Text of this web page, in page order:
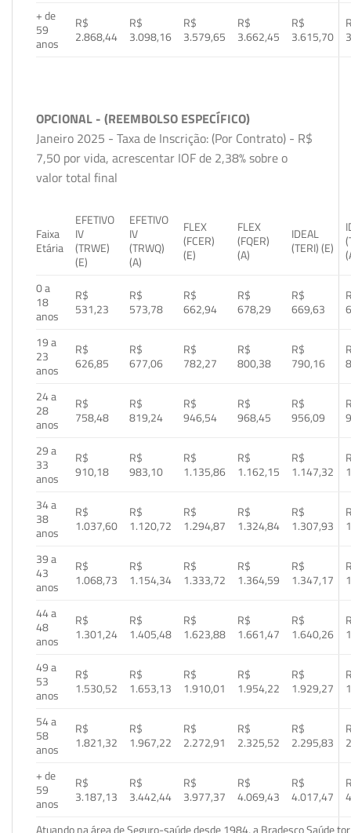
+ de
59
anos
R$
2.868,44
R$
3.098,16
R$
3.579,65
R$
3.662,45
R$
3.615,70
OPCIONAL - (REEMBOLSO ESPECÍFICO)
Janeiro 2025 - Taxa de Inscrição: (Por Contrato) - R$
7,50 por vida, acrescentar IOF de 2,38% sobre o
valor total final
Faixa
Etária
EFETIVO
IV
(TRWE)
(E)
EFETIVO
IV
(TRWQ)
(A)
FLEX
(FCER)
(E)
FLEX
(FQER)
(A)
IDEAL
(TERI) (E)
0 a
18
anos
R$
531,23
R$
573,78
R$
662,94
R$
678,29
R$
669,63
19 a
23
anos
R$
626,85
R$
677,06
R$
782,27
R$
800,38
R$
790,16
24 a
28
anos
R$
758,48
R$
819,24
R$
946,54
R$
968,45
R$
956,09
29 a
33
anos
R$
910,18
R$
983,10
R$
1.135,86
R$
1.162,15
R$
1.147,32
34 a
38
anos
R$
1.037,60
R$
1.120,72
R$
1.294,87
R$
1.324,84
R$
1.307,93
39 a
43
anos
R$
1.068,73
R$
1.154,34
R$
1.333,72
R$
1.364,59
R$
1.347,17
44 a
48
anos
R$
1.301,24
R$
1.405,48
R$
1.623,88
R$
1.661,47
R$
1.640,26
49 a
53
anos
R$
1.530,52
R$
1.653,13
R$
1.910,01
R$
1.954,22
R$
1.929,27
54 a
58
anos
R$
1.821,32
R$
1.967,22
R$
2.272,91
R$
2.325,52
R$
2.295,83
+ de
59
anos
R$
3.187,13
R$
3.442,44
R$
3.977,37
R$
4.069,43
R$
4.017,47